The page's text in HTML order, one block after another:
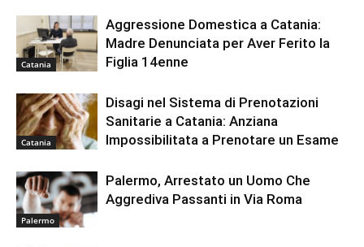
Catania
Aggressione Domestica a Catania:
Madre Denunciata per Aver Ferito la
Figlia 14enne
Catania
Disagi nel Sistema di Prenotazioni
Sanitarie a Catania: Anziana
Impossibilitata a Prenotare un Esame
Palermo
Palermo, Arrestato un Uomo Che
Aggrediva Passanti in Via Roma